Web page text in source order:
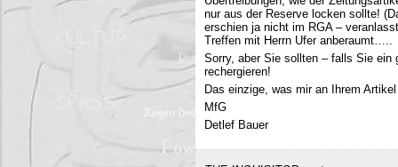
nur aus der Reserve locken sollte!
erschien ja nicht im RGA –
Treffen mit Herrn Ufer anberaumt…..
Sorry, aber Sie sollten – falls Sie ein
rechergieren!
Das einzige, was mir an Ihrem
MfG
Detlef Bauer